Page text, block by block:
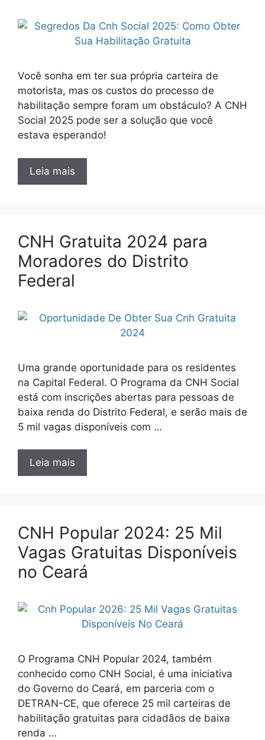
Você sonha em ter sua própria carteira de
motorista, mas os custos do processo de
habilitação sempre foram um obstáculo? A CNH
Social 2025 pode ser a solução que você
estava esperando!
Leia mais
CNH Gratuita 2024 para
Moradores do Distrito
Federal
Uma grande oportunidade para os residentes
na Capital Federal. O Programa da CNH Social
está com inscrições abertas para pessoas de
baixa renda do Distrito Federal, e serão mais de
5 mil vagas disponíveis com …
Leia mais
CNH Popular 2024: 25 Mil
Vagas Gratuitas Disponíveis
no Ceará
O Programa CNH Popular 2024, também
conhecido como CNH Social, é uma iniciativa
do Governo do Ceará, em parceria com o
DETRAN-CE, que oferece 25 mil carteiras de
habilitação gratuitas para cidadãos de baixa
renda …